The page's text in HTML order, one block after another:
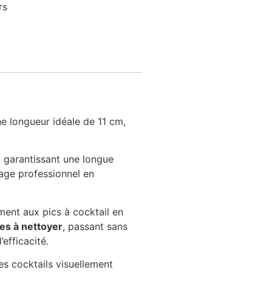
longueur idéale de 11 cm,
une longue
professionnel en
aux pics à cocktail en
à nettoyer, passant sans
cocktails visuellement